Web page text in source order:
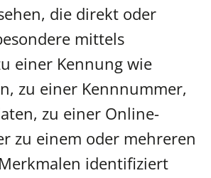
die direkt oder
mittels
einer Kennung wie
zu einer Kennnummer,
zu einer Online-
zu einem oder mehreren
identifiziert